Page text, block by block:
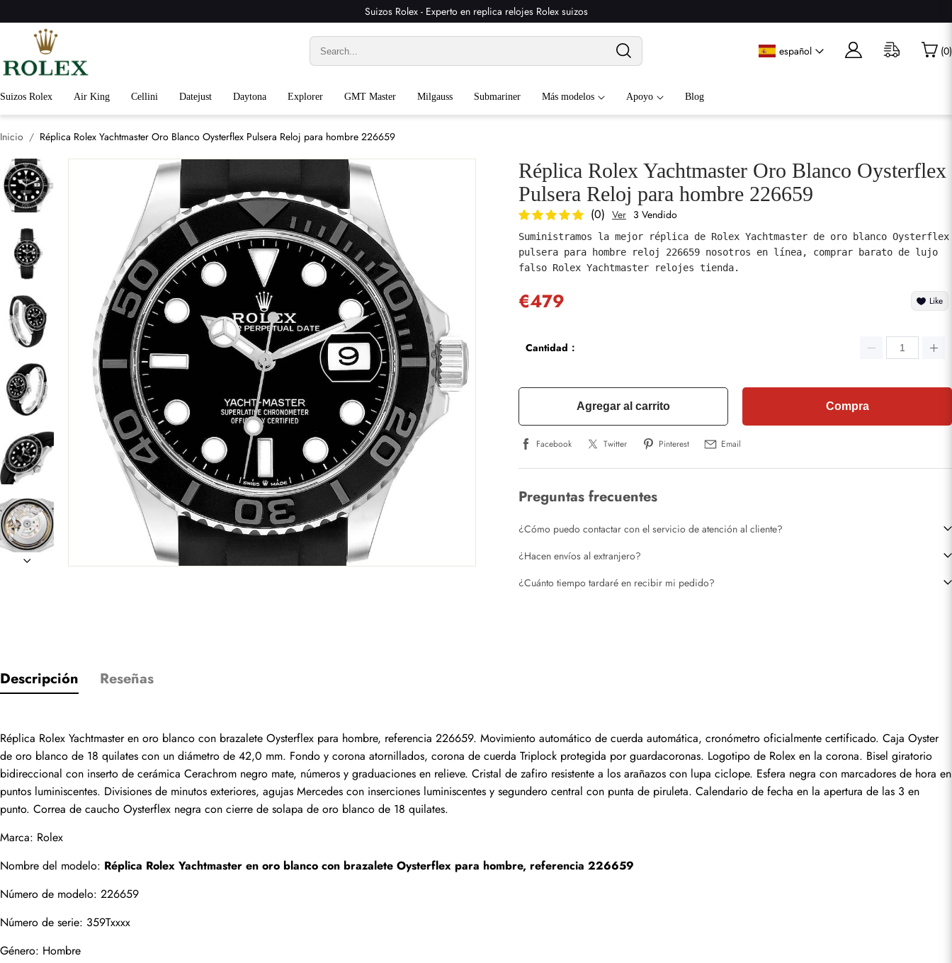
Suizos Rolex - Experto en replica relojes Rolex suizos
español (0)
Suizos Rolex Air King Cellini Datejust Daytona Explorer GMT Master Milgauss Submariner Más modelos Apoyo Blog
Inicio Réplica Rolex Yachtmaster Oro Blanco Oysterflex Pulsera Reloj para hombre 226659
Réplica Rolex Yachtmaster Oro Blanco Oysterflex
Pulsera Reloj para hombre 226659
(0) Ver 3 Vendido
Suministramos la mejor réplica de Rolex Yachtmaster de oro blanco Oysterflex
pulsera para hombre reloj 226659 nosotros en línea, comprar barato de lujo
falso Rolex Yachtmaster relojes tienda.
€479 Like
Cantidad：
Agregar al carrito Compra
Facebook Twitter Pinterest Email
Preguntas frecuentes
¿Cómo puedo contactar con el servicio de atención al cliente?
¿Hacen envíos al extranjero?
¿Cuánto tiempo tardaré en recibir mi pedido?
Descripción Reseñas
Réplica Rolex Yachtmaster en oro blanco con brazalete Oysterflex para hombre, referencia 226659. Movimiento automático de cuerda automática, cronómetro oficialmente certificado. Caja Oyster
de oro blanco de 18 quilates con un diámetro de 42,0 mm. Fondo y corona atornillados, corona de cuerda Triplock protegida por guardacoronas. Logotipo de Rolex en la corona. Bisel giratorio
bidireccional con inserto de cerámica Cerachrom negro mate, números y graduaciones en relieve. Cristal de zafiro resistente a los arañazos con lupa ciclope. Esfera negra con marcadores de hora en
puntos luminiscentes. Divisiones de minutos exteriores, agujas Mercedes con inserciones luminiscentes y segundero central con punta de piruleta. Calendario de fecha en la apertura de las 3 en
punto. Correa de caucho Oysterflex negra con cierre de solapa de oro blanco de 18 quilates.
Marca: Rolex
Nombre del modelo: Réplica Rolex Yachtmaster en oro blanco con brazalete Oysterflex para hombre, referencia 226659
Número de modelo: 226659
Número de serie: 359Txxxx
Género: Hombre
Valoración
Email